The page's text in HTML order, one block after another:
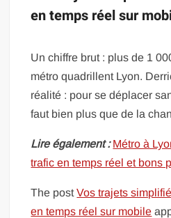
en temps réel sur
Un chiffre brut : plus de 1
métro quadrillent Lyon.
réalité : pour se déplacer
faut bien plus que de la
Lire également : Métro à
trafic en temps réel et bons
The postVos trajets
en temps réel sur mobile